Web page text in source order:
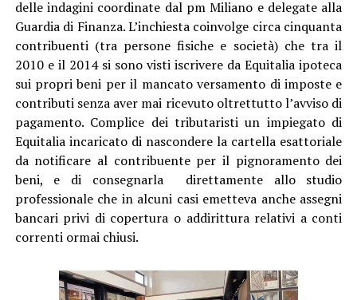
delle indagini coordinate dal pm Miliano e delegate alla
Guardia di Finanza. L’inchiesta coinvolge circa cinquanta
contribuenti (tra persone fisiche e società) che tra il
2010 e il 2014 si sono visti iscrivere da Equitalia ipoteca
sui propri beni per il mancato versamento di imposte e
contributi senza aver mai ricevuto oltrettutto l’avviso di
pagamento. Complice dei tributaristi un impiegato di
Equitalia incaricato di nascondere la cartella esattoriale
da notificare al contribuente per il pignoramento dei
beni, e di consegnarla direttamente allo studio
professionale che in alcuni casi emetteva anche assegni
bancari privi di copertura o addirittura relativi a conti
correnti ormai chiusi.